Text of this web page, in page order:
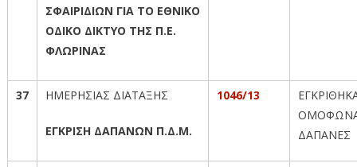
ΣΦΑΙΡΙΔΙΩΝ ΓΙΑ ΤΟ ΕΘΝΙΚΟ
ΟΔΙΚΟ ΔΙΚΤΥΟ ΤΗΣ Π.Ε.
ΦΛΩΡΙΝΑΣ
37 ΗΜΕΡΗΣΙΑΣ ΔΙΑΤΑΞΗΣ
ΕΓΚΡΙΣΗ ΔΑΠΑΝΩΝ Π.Δ.Μ.
1046/13
ΔΑΠΑΝΕΣ